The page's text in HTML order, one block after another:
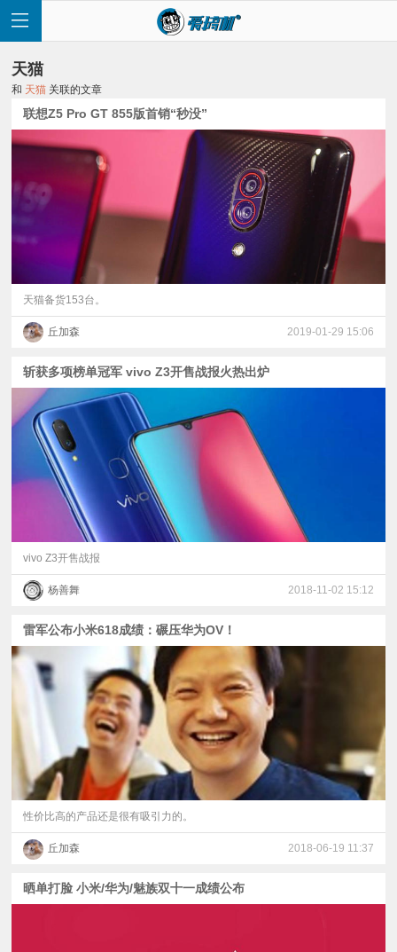
讯
评
视
普
验
天猫
和 天猫 关联的文章
联想Z5 Pro GT 855版首销“秒没”
天猫备货153台。
丘加森 2019-01-29 15:06
斩获多项榜单冠军 vivo Z3开售战报火热出炉
vivo Z3开售战报
杨善舞 2018-11-02 15:12
雷军公布小米618成绩：碾压华为OV！
性价比高的产品还是很有吸引力的。
丘加森 2018-06-19 11:37
晒单打脸 小米/华为/魅族双十一成绩公布